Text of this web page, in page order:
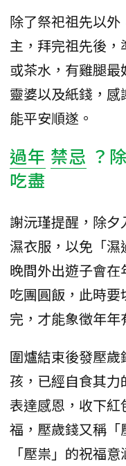
除了祭祀祖先以
主，拜完祖先後
或茶水，有雞腿
靈婆以及紙錢，
能平安順遂。
過年 禁忌 ？
吃盡
謝沅瑾提醒，除
濕衣服，以免「濕
晚間外出遊子會
吃團圓飯，此時
完，才能象徵年年
圍爐結束後發壓
孩，已經自食其力
表達感恩，收下
福，壓歲錢又稱
「壓祟」的祝福